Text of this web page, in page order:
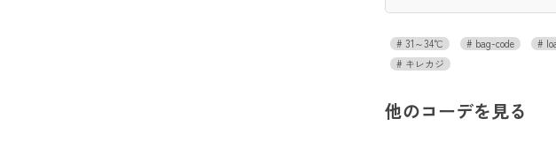
31～34℃ bag-code
キレカジ
他のコーデを見る